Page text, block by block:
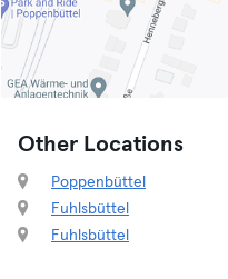
Other Locations
Poppenbüttel
Fuhlsbüttel
Fuhlsbüttel